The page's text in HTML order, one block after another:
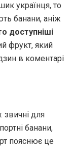
українця, то
банани, аніж
доступніші
фрукт, який
в коментарі
звичні для
банани,
пояснює це